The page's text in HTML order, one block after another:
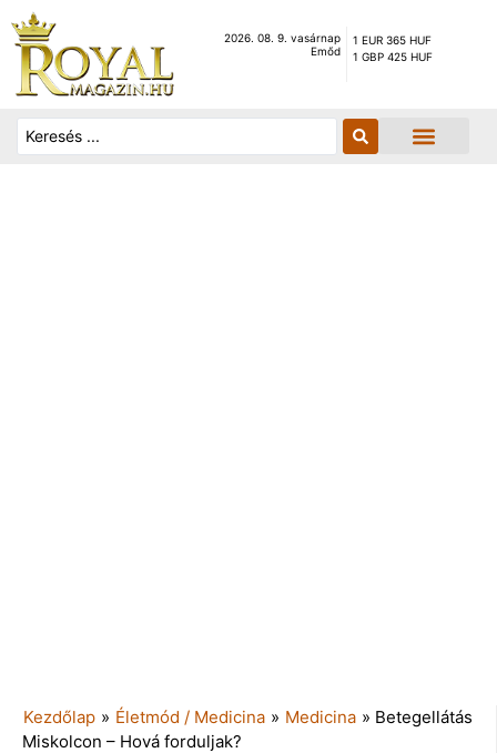
2026. 08. 9. vasárnap
Emőd
1 EUR 365 HUF
1 GBP 425 HUF
Kezdőlap » Életmód / Medicina » Medicina » Betegellátás
Miskolcon – Hová forduljak?